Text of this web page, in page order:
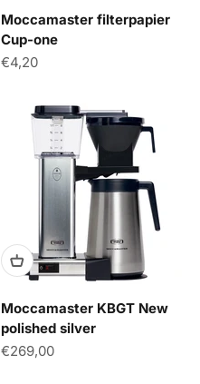
Moccamaster filterpapier
Cup-one
Aanbiedingsprijs
€4,20
Moccamaster KBGT New
polished silver
Aanbiedingsprijs
€269,00